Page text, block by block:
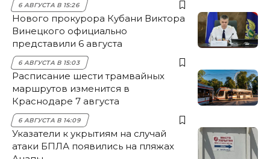
6 АВГУСТА В 15:26
Нового прокурора Кубани Виктора
Винецкого официально
представили 6 августа
6 АВГУСТА В 15:03
Расписание шести трамвайных
маршрутов изменится в
Краснодаре 7 августа
6 АВГУСТА В 14:09
Указатели к укрытиям на случай
атаки БПЛА появились на пляжах